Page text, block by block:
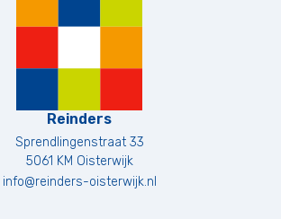
Reinders
Sprendlingenstraat 33
5061 KM Oisterwijk
info@reinders-oisterwijk.nl